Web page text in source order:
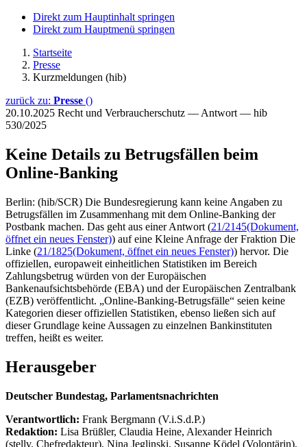
Direkt zum Hauptinhalt springen
Direkt zum Hauptmenü springen
Startseite
Presse
Kurzmeldungen (hib)
zurück zu: Presse ()
20.10.2025 Recht und Verbraucherschutz — Antwort — hib
530/2025
Keine Details zu Betrugsfällen beim
Online-Banking
Berlin: (hib/SCR) Die Bundesregierung kann keine Angaben zu
Betrugsfällen im Zusammenhang mit dem Online-Banking der
Postbank machen. Das geht aus einer Antwort (21/2145(Dokument,
öffnet ein neues Fenster)) auf eine Kleine Anfrage der Fraktion Die
Linke (21/1825(Dokument, öffnet ein neues Fenster)) hervor. Die
offiziellen, europaweit einheitlichen Statistiken im Bereich
Zahlungsbetrug würden von der Europäischen
Bankenaufsichtsbehörde (EBA) und der Europäischen Zentralbank
(EZB) veröffentlicht. „Online-Banking-Betrugsfälle“ seien keine
Kategorien dieser offiziellen Statistiken, ebenso ließen sich auf
dieser Grundlage keine Aussagen zu einzelnen Bankinstituten
treffen, heißt es weiter.
Herausgeber
Deutscher Bundestag, Parlamentsnachrichten
Verantwortlich: Frank Bergmann (V.i.S.d.P.)
Redaktion: Lisa Brüßler, Claudia Heine, Alexander Heinrich
(stellv. Chefredakteur), Nina Jeglinski, Susanne Ködel (Volontärin),